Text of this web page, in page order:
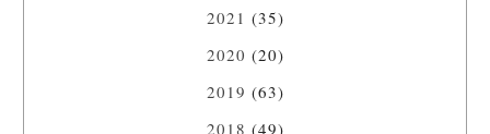
2021 (35)
2020 (20)
2019 (63)
2018 (49)